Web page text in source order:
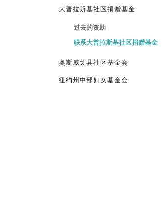
大普拉斯基社区捐赠基金
过去的资助
联系大普拉斯基社区捐赠基金
奥斯威戈县社区基金会
纽约州中部妇女基金会